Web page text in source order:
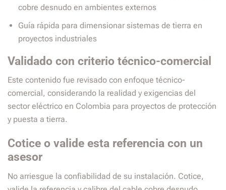
cobre desnudo en ambientes externos
Guía rápida para dimensionar sistemas de tierra en
proyectos industriales
Validado con criterio técnico-comercial
Este contenido fue revisado con enfoque técnico-
comercial, considerando la realidad y exigencias del
sector eléctrico en Colombia para proyectos de protección
y puesta a tierra.
Cotice o valide esta referencia con un
asesor
No arriesgue la confiabilidad de su instalación. Cotice,